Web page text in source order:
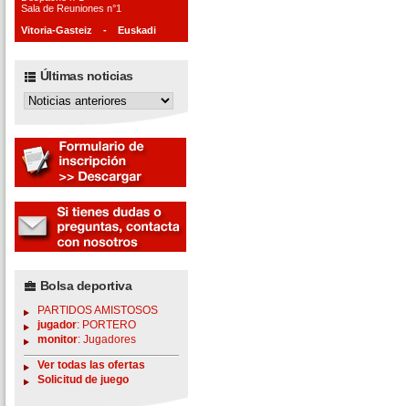
Sala de Reuniones n°1
Vitoria-Gasteiz - Euskadi
Últimas noticias
Bolsa deportiva
PARTIDOS AMISTOSOS
jugador: PORTERO
monitor: Jugadores
Ver todas las ofertas
Solicitud de juego